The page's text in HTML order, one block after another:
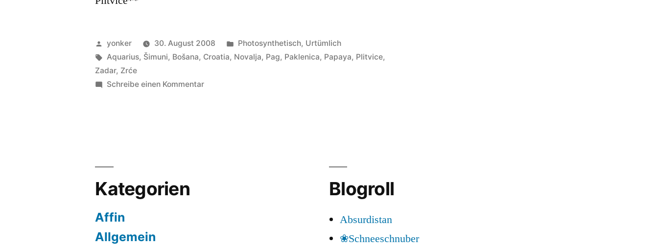
Veröffentlicht
von
yonker 30. August 2008
Veröffentlicht
unter
Photosynthetisch, Urtümlich
Schlagwörter:
Aquarius, Šimuni, Bošana, Croatia, Novalja, Pag, Paklenica, Papaya, Plitvice,
Zadar, Zrće
Schreibe einen Kommentarzu
Kategorien
Affin
Allgemein
Blogroll
Absurdistan
❀Schneeschnuber